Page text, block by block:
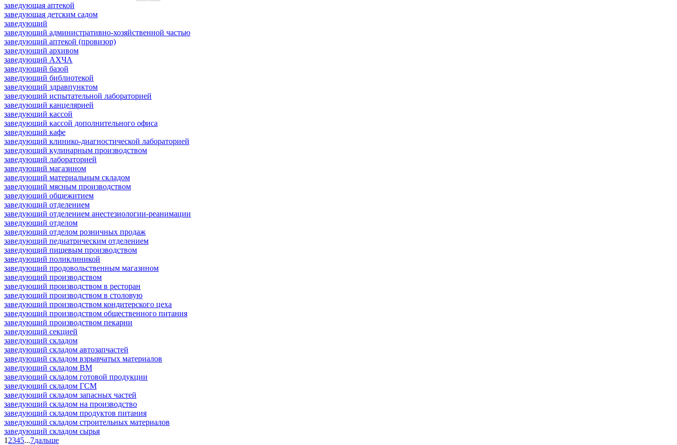
заведующая аптекой
заведующая детским садом
заведующий
заведующий административно-хозяйственной частью
заведующий аптекой (провизор)
заведующий архивом
заведующий АХЧА
заведующий базой
заведующий библиотекой
заведующий здравпунктом
заведующий испытательной лабораторией
заведующий канцелярией
заведующий кассой
заведующий кассой дополнительного офиса
заведующий кафе
заведующий клинико-диагностической лабораторией
заведующий кулинарным производством
заведующий лабораторией
заведующий магазином
заведующий материальным складом
заведующий мясным производством
заведующий общежитием
заведующий отделением
заведующий отделением анестезиологии-реанимации
заведующий отделом
заведующий отделом розничных продаж
заведующий педиатрическим отделением
заведующий пищевым производством
заведующий поликлиникой
заведующий продовольственным магазином
заведующий производством
заведующий производством в ресторан
заведующий производством в столовую
заведующий производством кондитерского цеха
заведующий производством общественного питания
заведующий производством пекарни
заведующий секцией
заведующий складом
заведующий складом автозапчастей
заведующий складом взрывчатых материалов
заведующий складом ВМ
заведующий складом готовой продукции
заведующий складом ГСМ
заведующий складом запасных частей
заведующий складом на производство
заведующий складом продуктов питания
заведующий складом строительных материалов
заведующий складом сырья
1 2345...7дальше